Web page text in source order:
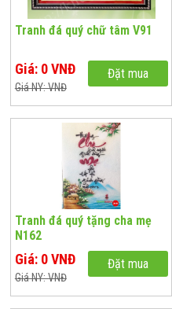
Tranh đá quý chữ tâm V91
Giá: 0 VNĐ
Giá NY: VNĐ
Đặt mua
Tranh đá quý tặng cha mẹ
N162
Giá: 0 VNĐ
Giá NY: VNĐ
Đặt mua